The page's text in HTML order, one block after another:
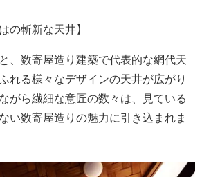
の斬新な天井】
、数寄屋造り建築で代表的な網代天
れる様々なデザインの天井が広がり
がら繊細な意匠の数々は、見ている
い数寄屋造りの魅力に引き込まれま